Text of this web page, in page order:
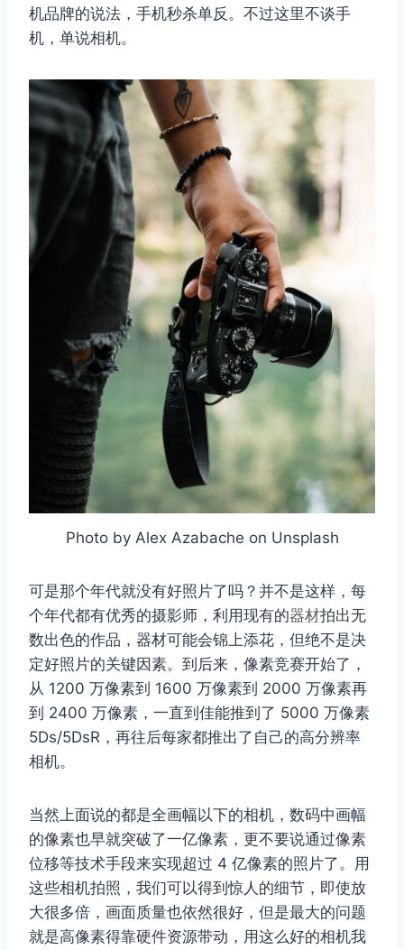
机品牌的说法，手机秒杀单反。不过这里不谈手
机，单说相机。
Photo by Alex Azabache on Unsplash
可是那个年代就没有好照片了吗？并不是这样，每
个年代都有优秀的摄影师，利用现有的器材拍出无
数出色的作品，器材可能会锦上添花，但绝不是决
定好照片的关键因素。到后来，像素竞赛开始了，
从 1200 万像素到 1600 万像素到 2000 万像素再
到 2400 万像素，一直到佳能推到了 5000 万像素
5Ds/5DsR，再往后每家都推出了自己的高分辨率
相机。
当然上面说的都是全画幅以下的相机，数码中画幅
的像素也早就突破了一亿像素，更不要说通过像素
位移等技术手段来实现超过 4 亿像素的照片了。用
这些相机拍照，我们可以得到惊人的细节，即使放
大很多倍，画面质量也依然很好，但是最大的问题
就是高像素得靠硬件资源带动，用这么好的相机我